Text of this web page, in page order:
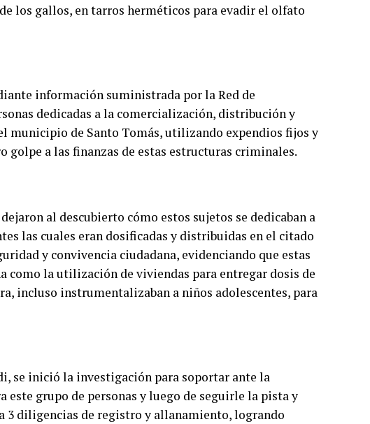
los gallos, en tarros herméticos para evadir el olfato
información suministrada por la Red de
dedicadas a la comercialización, distribución y
municipio de Santo Tomás, utilizando expendios fijos y
golpe a las finanzas de estas estructuras criminales.
al descubierto cómo estos sujetos se dedicaban a
las cuales eran dosificadas y distribuidas en el citado
y convivencia ciudadana, evidenciando que estas
como la utilización de viviendas para entregar dosis de
incluso instrumentalizaban a niños adolescentes, para
se inició la investigación para soportar ante la
grupo de personas y luego de seguirle la pista y
diligencias de registro y allanamiento, logrando